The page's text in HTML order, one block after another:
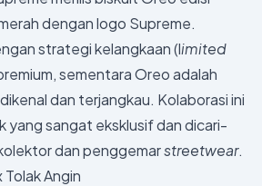
dengan logo Supreme.
strategi kelangkaan (limited
sementara Oreo adalah
dan terjangkau. Kolaborasi ini
yang sangat eksklusif dan dicari-
dan penggemarstreetwear.
Angin